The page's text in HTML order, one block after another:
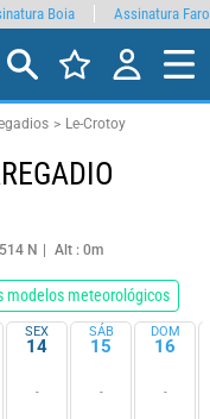
Le-Crotoy
N Alt : 0m
modelos meteorológicos
SEX
14
-
SÁB
15
-
DOM
16
-
Boia Assinatura